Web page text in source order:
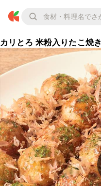
カリとろ 米粉入りたこ焼き